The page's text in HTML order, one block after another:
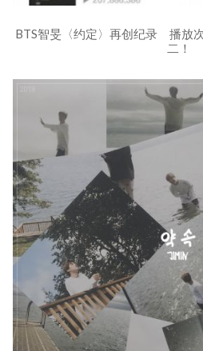
BTS智旻〈约定〉再创纪录 播放
二！